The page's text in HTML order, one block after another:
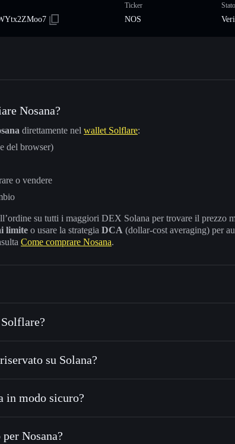
Ticker
NOS
Stato
Nosana?
direttamente nel wallet Solflare:
del browser)
o vendere
su tutti i maggiori DEX Solana per trovare il prezzo
limite o usare la strategia DCA (dollar-cost averaging) per
Come comprare Nosana.
NOS in SOL, USDC o in migliaia di altri token Solana al
cost average su NOS nel tempo
NOS senza collegare pubblicamente i wallet usando
su Solana?
di privacy
in modo sicuro?
wallet non-custodial Solflare
Nosana?